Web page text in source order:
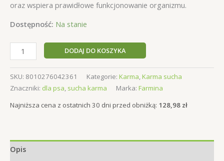
oraz wspiera prawidłowe funkcjonowanie organizmu.
Dostępność: Na stanie
ilość
N&D
Farmina
Tropical
Sucha
Karma
Psa
Łosoś
DODAJ DO KOSZYKA
SKU: 8010276042361 Kategorie: Karma,Karma sucha
Znaczniki: dla psa, sucha karma Marka: Farmina
Najniższa cena z ostatnich 30 dni przed obniżką: 128,98 zł
Opis